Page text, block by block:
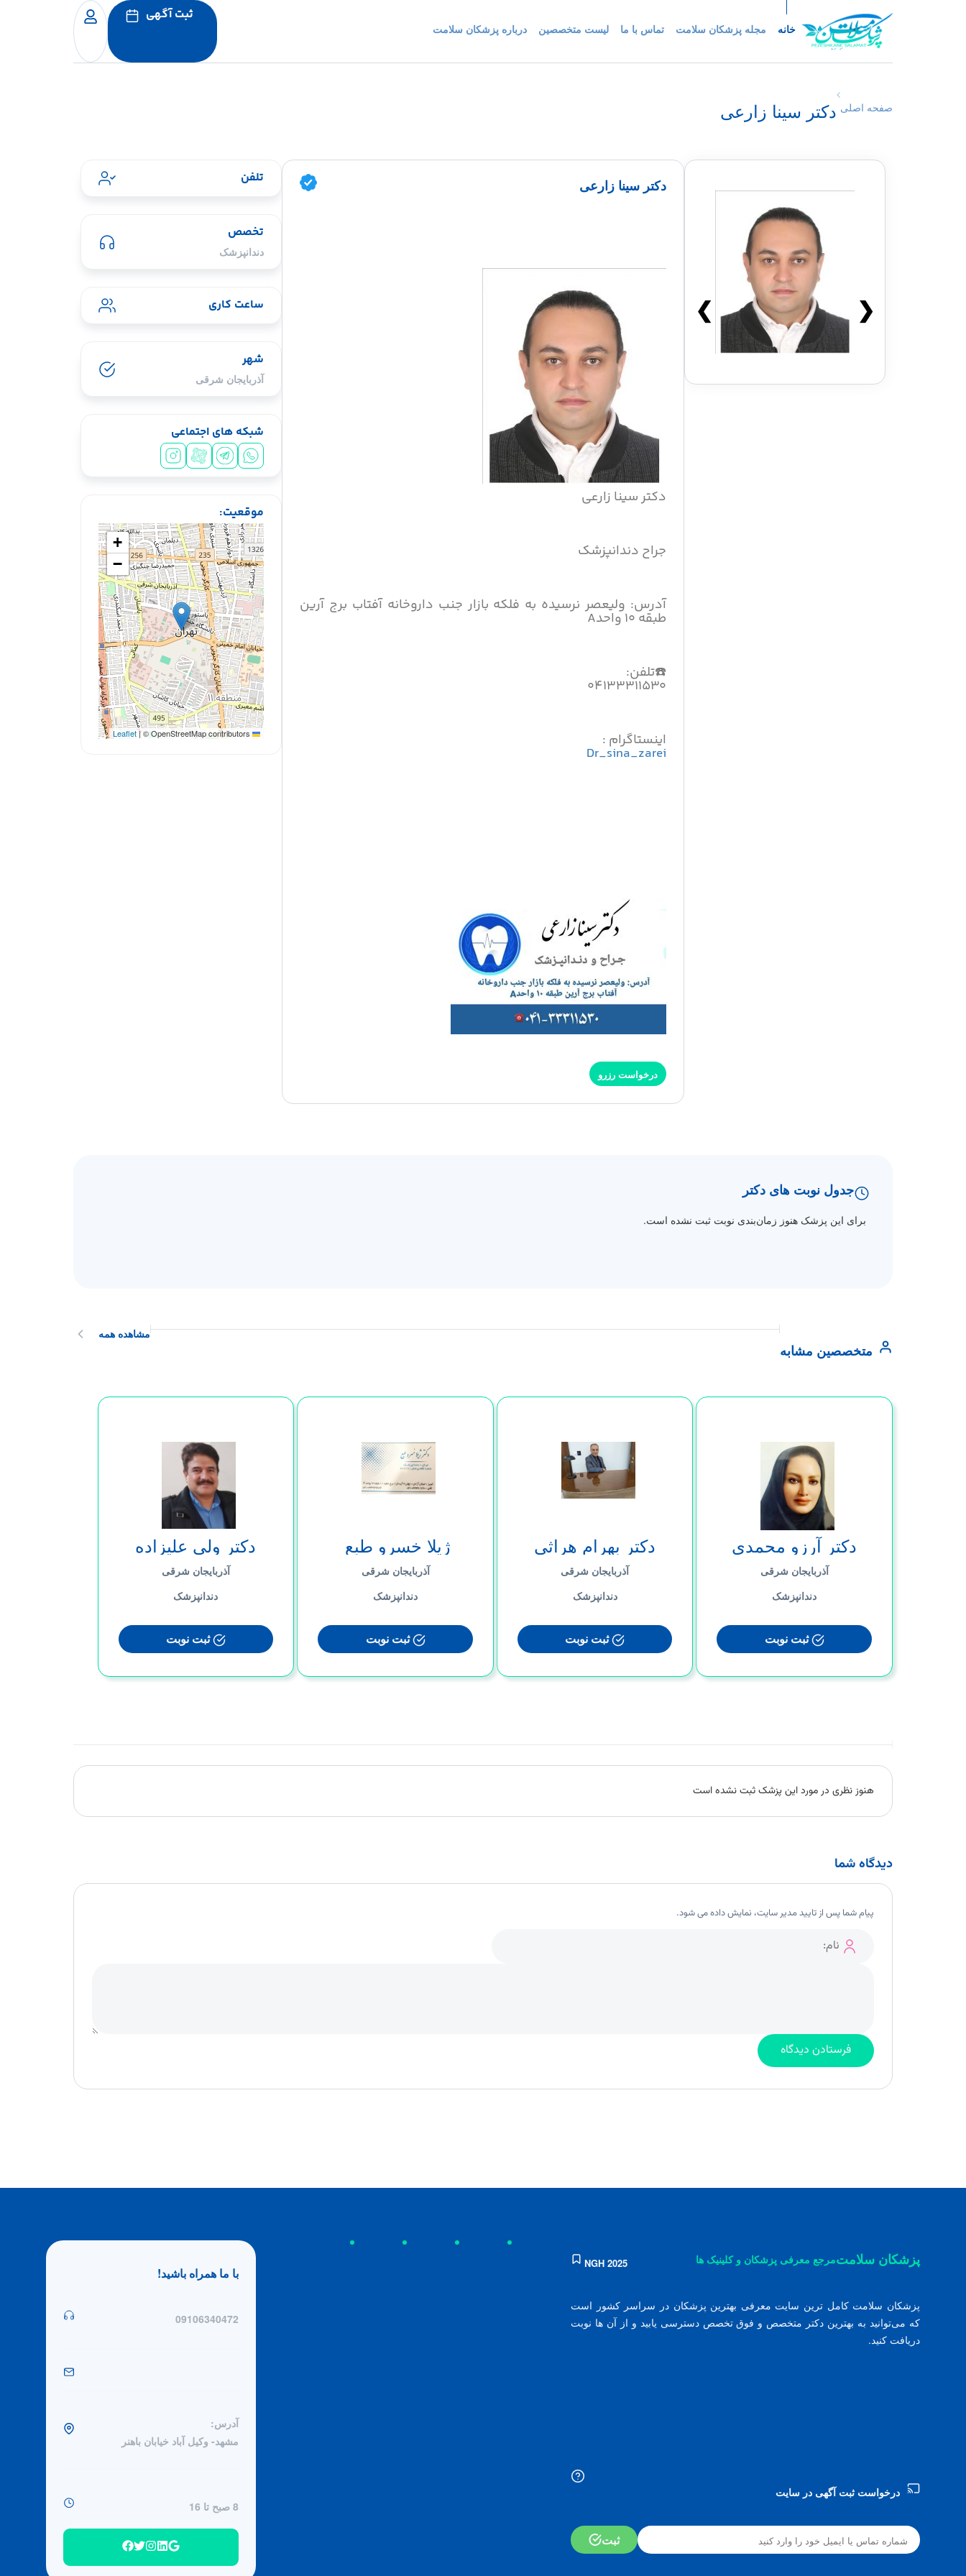
خانه مجله پزشکان سلامت تماس با ما لیست متخصصین درباره پزشکان سلامت
ثبت آگهی
صفحه اصلی دکتر سینا زارعی
❮
❯
دکتر سینا زارعی
دکتر سینا زارعی
جراح دندانپزشک
آدرس: ولیعصر نرسیده به فلکه بازار جنب داروخانه آفتاب برج آرین
طبقه ۱۰ واحدA
☎️تلفن:
۰۴۱۳۳۳۱۱۵۳۰
اینستاگرام :
Dr_sina_zarei
درخواست رزرو
تلفن
تخصص
دندانپزشک
ساعت کاری
شهر
آذربایجان شرقی
شبکه های اجتماعی
سیشب یسبشی
موقعیت:
+
−
|© OpenStreetMap contributors
جدول نوبت های دکتر
برای این پزشک هنوز زمان‌بندی نوبت ثبت نشده است.
متخصصین مشابه
مشاهده همه
دکتر آرزو محمدی
آذربایجان شرقی
دندانپزشک
ثبت نوبت
دکتر بهرام هراثی
آذربایجان شرقی
دندانپزشک
ثبت نوبت
ژیلا خسرو طبع
آذربایجان شرقی
دندانپزشک
ثبت نوبت
دکتر ولی علیزاده
آذربایجان شرقی
دندانپزشک
ثبت نوبت
هنوز نظری در مورد این پزشک ثبت نشده است
دیدگاه شما
پیام شما پس از تایید مدیر سایت، نمایش داده می شود.
پزشکان سلامتمرجع معرفی پزشکان و کلینیک ها NGH 2025
پزشکان سلامت کامل ترین سایت معرفی بهترین پزشکان در سراسر کشور است
که می‌توانید به بهترین دکتر متخصص و فوق تخصص دسترسی یابید و از آن ها نوبت
دریافت کنید.
درخواست ثبت آگهی در سایت
ثبت
با ما همراه باشید!
09106340472
آدرس:
مشهد- وکیل آباد خیابان باهنر
8 صبح تا 16